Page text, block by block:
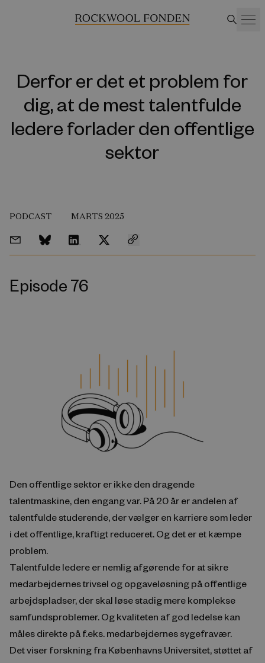
Derfor er det et problem for
dig, at de mest talentfulde
ledere forlader den offentlige
sektor
PODCAST MARTS 2025
Episode 76
Den offentlige sektor er ikke den dragende
talentmaskine, den engang var. På 20 år er andelen af
talentfulde studerende, der vælger en karriere som leder
i det offentlige, kraftigt reduceret. Og det er et kæmpe
problem.
Talentfulde ledere er nemlig afgørende for at sikre
medarbejdernes trivsel og opgaveløsning på offentlige
arbejdspladser, der skal løse stadig mere komplekse
samfundsproblemer. Og kvaliteten af god ledelse kan
måles direkte på f.eks. medarbejdernes sygefravær.
Det viser forskning fra Københavns Universitet, støttet af